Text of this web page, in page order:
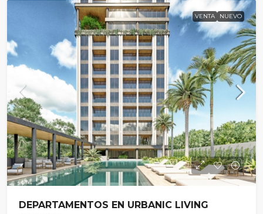
VENTA NUEVO
DEPARTAMENTOS EN URBANIC LIVING